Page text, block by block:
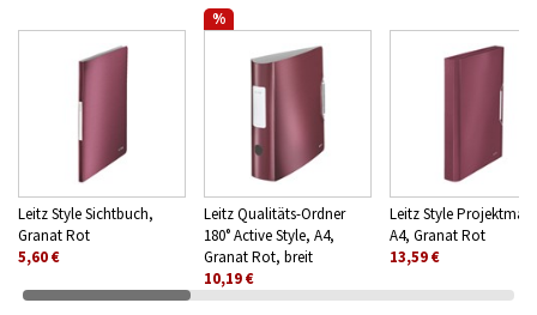
Leitz Style Sichtbuch,
Granat Rot
5,60 €
%
Leitz Qualitäts-Ordner
180° Active Style, A4,
Granat Rot, breit
10,19 €
Leitz Style
A4, Granat Rot
13,59 €